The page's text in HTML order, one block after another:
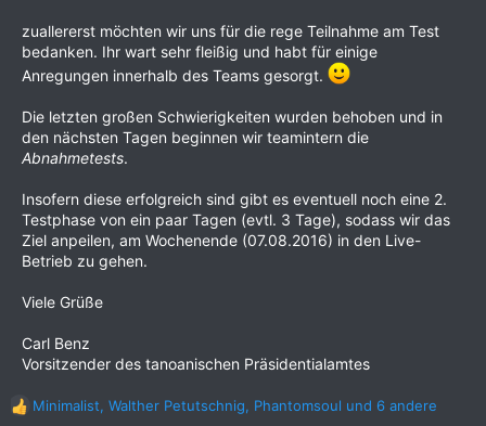
zuallererst möchten wir uns für die rege Teilnahme am Test
bedanken. Ihr wart sehr fleißig und habt für einige
Anregungen innerhalb des Teams gesorgt.
Die letzten großen Schwierigkeiten wurden behoben und in
den nächsten Tagen beginnen wir teamintern die
Abnahmetests.
Insofern diese erfolgreich sind gibt es eventuell noch eine 2.
Testphase von ein paar Tagen (evtl. 3 Tage), sodass wir das
Ziel anpeilen, am Wochenende (07.08.2016) in den Live-
Betrieb zu gehen.
Viele Grüße
Carl Benz
Vorsitzender des tanoanischen Präsidentialamtes
R
Minimalist, Walther Petutschnig, Phantomsoul und 6 andere